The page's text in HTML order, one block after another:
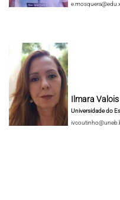
Ilmara
Universidade do